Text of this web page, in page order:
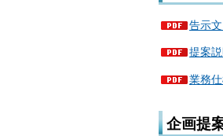
告示文
提案説
業務仕
企画提